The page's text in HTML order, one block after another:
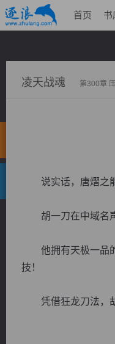
首页 书
凌天战魂 第300章
说实话，唐熠之能
胡一刀在中域名声
他拥有天极一品的
技！
凭借狂龙刀法，胡